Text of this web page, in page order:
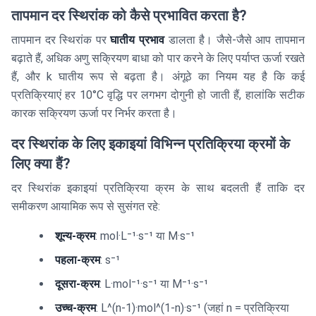
तापमान दर स्थिरांक को कैसे प्रभावित करता है?
तापमान दर स्थिरांक परघातीय प्रभावडालता है। जैसे-जैसे आप तापमान
बढ़ाते हैं, अधिक अणु सक्रियण बाधा को पार करने के लिए पर्याप्त ऊर्जा रखते
हैं, और k घातीय रूप से बढ़ता है। अंगूठे का नियम यह है कि कई
प्रतिक्रियाएं हर 10°C वृद्धि पर लगभग दोगुनी हो जाती हैं, हालांकि सटीक
कारक सक्रियण ऊर्जा पर निर्भर करता है।
दर स्थिरांक के लिए इकाइयां विभिन्न प्रतिक्रिया क्रमों के
लिए क्या हैं?
दर स्थिरांक इकाइयां प्रतिक्रिया क्रम के साथ बदलती हैं ताकि दर
समीकरण आयामिक रूप से सुसंगत रहे:
शून्य-क्रम: mol·L⁻¹·s⁻¹ या M·s⁻¹
पहला-क्रम: s⁻¹
दूसरा-क्रम: L·mol⁻¹·s⁻¹ या M⁻¹·s⁻¹
उच्च-क्रम: L^(n-1)·mol^(1-n)·s⁻¹ (जहां n = प्रतिक्रिया